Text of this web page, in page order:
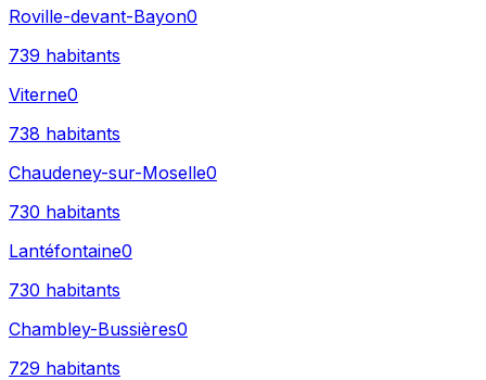
Roville-devant-Bayon0
739 habitants
Viterne0
738 habitants
Chaudeney-sur-Moselle0
730 habitants
Lantéfontaine0
730 habitants
Chambley-Bussières0
729 habitants